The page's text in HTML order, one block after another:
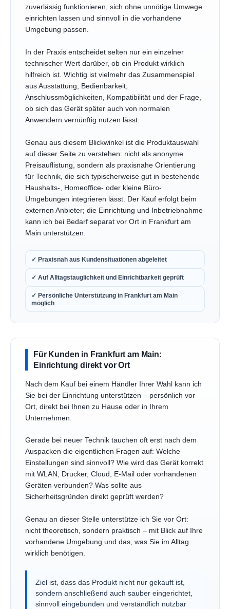
zuverlässig funktionieren, sich ohne unnötige Umwege
einrichten lassen und sinnvoll in die vorhandene
Umgebung passen.
In der Praxis entscheidet selten nur ein einzelner
technischer Wert darüber, ob ein Produkt wirklich
hilfreich ist. Wichtig ist vielmehr das Zusammenspiel
aus Ausstattung, Bedienbarkeit,
Anschlussmöglichkeiten, Kompatibilität und der Frage,
ob sich das Gerät später auch von normalen
Anwendern vernünftig nutzen lässt.
Genau aus diesem Blickwinkel ist die Produktauswahl
auf dieser Seite zu verstehen: nicht als anonyme
Preisauflistung, sondern als praxisnahe Orientierung
für Technik, die sich typischerweise gut in bestehende
Haushalts-, Homeoffice- oder kleine Büro-
Umgebungen integrieren lässt. Der Kauf erfolgt beim
externen Anbieter; die Einrichtung und Inbetriebnahme
kann ich bei Bedarf separat vor Ort in Frankfurt am
Main unterstützen.
✓ Praxisnah aus Kundensituationen abgeleitet
✓ Auf Alltagstauglichkeit und Einrichtbarkeit geprüft
✓ Persönliche Unterstützung in Frankfurt am Main
möglich
Für Kunden in Frankfurt am Main:
Einrichtung direkt vor Ort
Nach dem Kauf bei einem Händler Ihrer Wahl kann ich
Sie bei der Einrichtung unterstützen – persönlich vor
Ort, direkt bei Ihnen zu Hause oder in Ihrem
Unternehmen.
Gerade bei neuer Technik tauchen oft erst nach dem
Auspacken die eigentlichen Fragen auf: Welche
Einstellungen sind sinnvoll? Wie wird das Gerät korrekt
mit WLAN, Drucker, Cloud, E-Mail oder vorhandenen
Geräten verbunden? Was sollte aus
Sicherheitsgründen direkt geprüft werden?
Genau an dieser Stelle unterstütze ich Sie vor Ort:
nicht theoretisch, sondern praktisch – mit Blick auf Ihre
vorhandene Umgebung und das, was Sie im Alltag
wirklich benötigen.
Ziel ist, dass das Produkt nicht nur gekauft ist,
sondern anschließend auch sauber eingerichtet,
sinnvoll eingebunden und verständlich nutzbar